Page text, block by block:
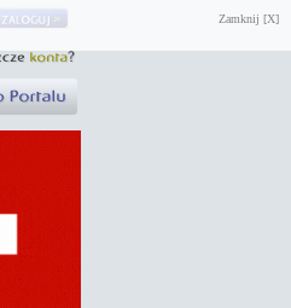
Zamknij [X]